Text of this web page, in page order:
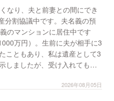
なり、夫と前妻との間にでき
分割協議中です。夫名義の預
のマンションに居住中です
万円）。生前に夫が相手に3
こともあり、私は遺産として3
しましたが、受け入れてもら
2026年08月05日